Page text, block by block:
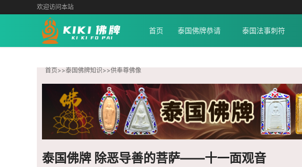
欢迎访问本站
首页 泰国佛牌恭请 泰国法事刺符
首页>>泰国佛牌知识>>供奉尊佛像
泰国佛牌 除恶导善的菩萨——十一面观音